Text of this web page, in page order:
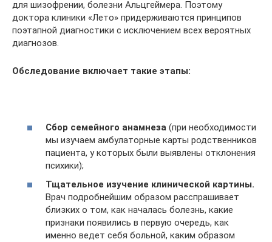
для шизофрении, болезни Альцгеймера. Поэтому
доктора клиники «Лето» придерживаются принципов
поэтапной диагностики с исключением всех вероятных
диагнозов.
Обследование включает такие этапы:
Сбор семейного анамнеза (при необходимости
мы изучаем амбулаторные карты родственников
пациента, у которых были выявлены отклонения
психики);
Тщательное изучение клинической картины.
Врач подробнейшим образом расспрашивает
близких о том, как началась болезнь, какие
признаки появились в первую очередь, как
именно ведет себя больной, каким образом